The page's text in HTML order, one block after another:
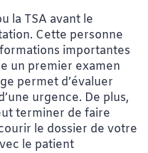
la TSA avant le
Cette personne
importantes
un premier examen
permet d’évaluer
urgence. De plus,
terminer de faire
le dossier de votre
le patient